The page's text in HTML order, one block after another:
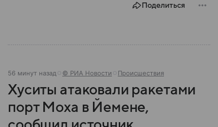
Поделиться
56 минут назад © РИА Новости Происшествия
Хуситы атаковали ракетами
порт Моха в Йемене,